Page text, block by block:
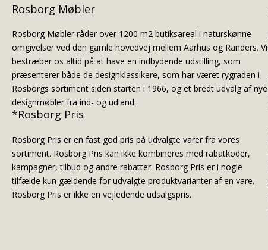
Rosborg Møbler
Rosborg Møbler råder over 1200 m2 butiksareal i naturskønne
omgivelser ved den gamle hovedvej mellem Aarhus og Randers. Vi
bestræber os altid på at have en indbydende udstilling, som
præsenterer både de designklassikere, som har været rygraden i
Rosborgs sortiment siden starten i 1966, og et bredt udvalg af nye
designmøbler fra ind- og udland.
*Rosborg Pris
Rosborg Pris er en fast god pris på udvalgte varer fra vores
sortiment. Rosborg Pris kan ikke kombineres med rabatkoder,
kampagner, tilbud og andre rabatter. Rosborg Pris er i nogle
tilfælde kun gældende for udvalgte produktvarianter af en vare.
Rosborg Pris er ikke en vejledende udsalgspris.